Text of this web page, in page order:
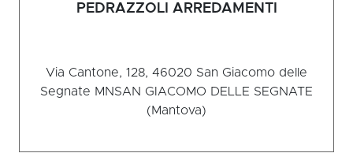
PEDRAZZOLI ARREDAMENTI
Via Cantone, 128, 46020 San Giacomo delle
Segnate MNSAN GIACOMO DELLE SEGNATE
(Mantova)